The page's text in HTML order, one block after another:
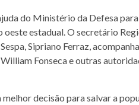
do Ministério da Defesa
oeste estadual. O secretário
Sipriano Ferraz,
Fonseca e outras
decisão para salvar a